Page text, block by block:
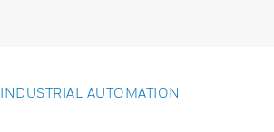
INDUSTRIAL AUTOMATION